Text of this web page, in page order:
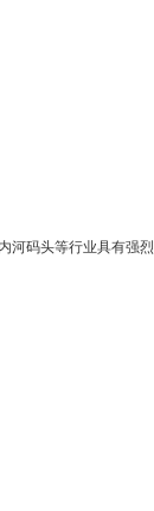
河码头等行业具有强烈